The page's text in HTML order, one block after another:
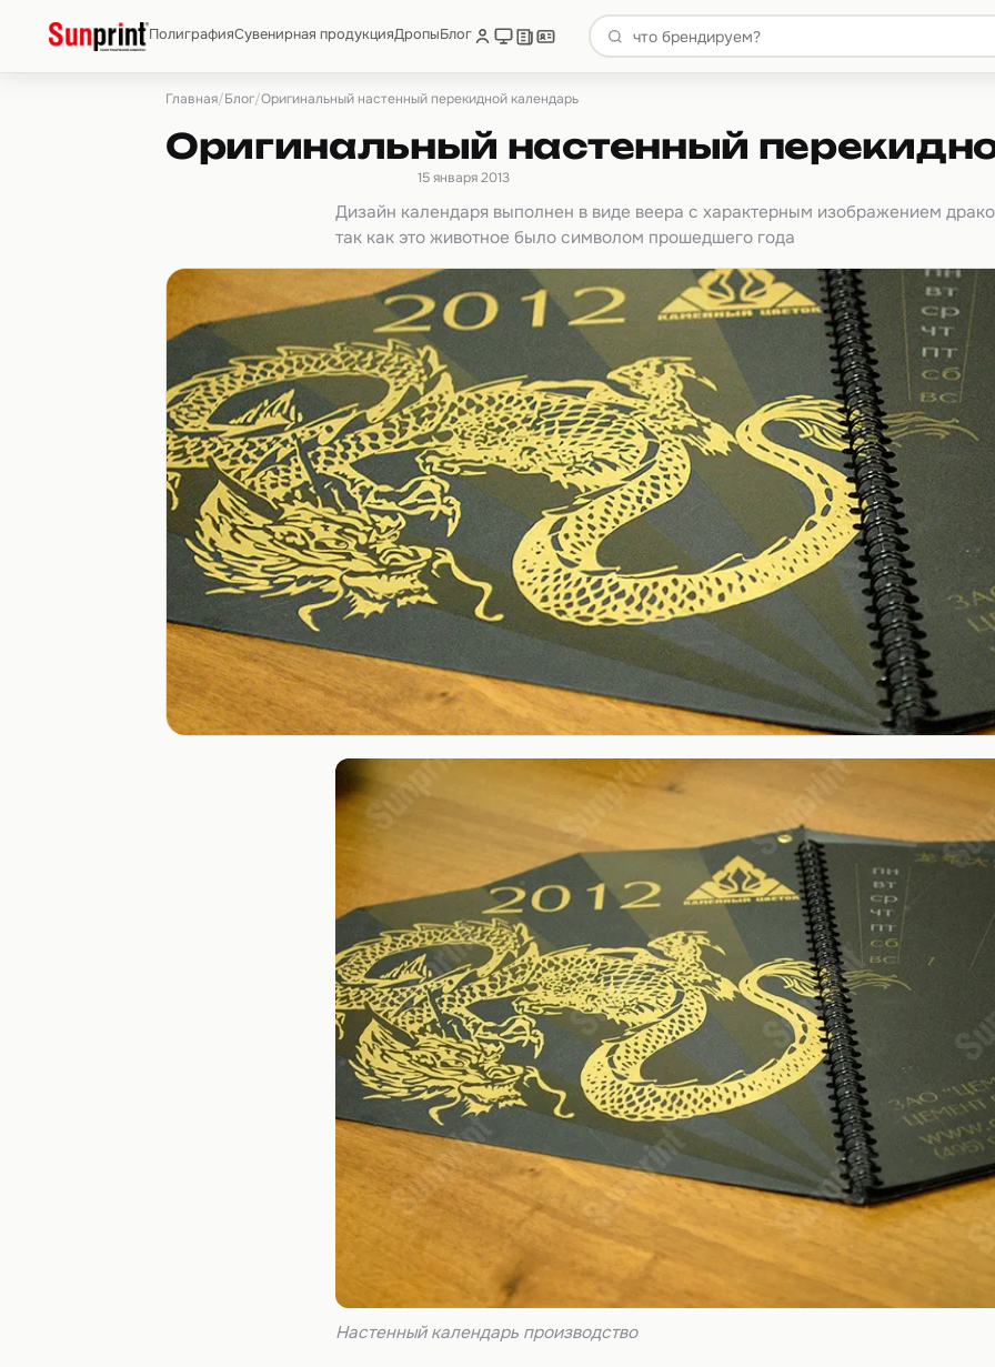
ПолиграфияСувенирная продукцияДропыБлог
Главная/Блог/Оригинальный настенный перекидной календарь
Оригинальный настенный
15 января 2013
Дизайн календаря выполнен в виде веера с характерным изображением
так как это животное было символом прошедшего года
Настенный календарь производство